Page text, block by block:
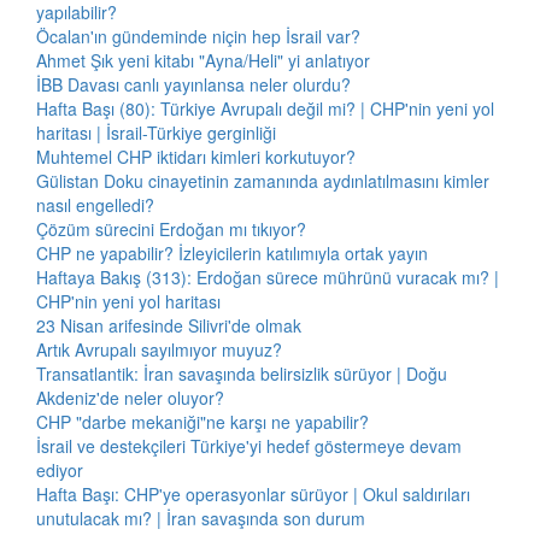
yapılabilir?
Öcalan'ın gündeminde niçin hep İsrail var?
Ahmet Şık yeni kitabı "Ayna/Heli" yi anlatıyor
İBB Davası canlı yayınlansa neler olurdu?
Hafta Başı (80): Türkiye Avrupalı değil mi? | CHP'nin yeni yol
haritası | İsrail-Türkiye gerginliği
Muhtemel CHP iktidarı kimleri korkutuyor?
Gülistan Doku cinayetinin zamanında aydınlatılmasını kimler
nasıl engelledi?
Çözüm sürecini Erdoğan mı tıkıyor?
CHP ne yapabilir? İzleyicilerin katılımıyla ortak yayın
Haftaya Bakış (313): Erdoğan sürece mührünü vuracak mı? |
CHP'nin yeni yol haritası
23 Nisan arifesinde Silivri'de olmak
Artık Avrupalı sayılmıyor muyuz?
Transatlantik: İran savaşında belirsizlik sürüyor | Doğu
Akdeniz'de neler oluyor?
CHP "darbe mekaniği"ne karşı ne yapabilir?
İsrail ve destekçileri Türkiye'yi hedef göstermeye devam
ediyor
Hafta Başı: CHP'ye operasyonlar sürüyor | Okul saldırıları
unutulacak mı? | İran savaşında son durum